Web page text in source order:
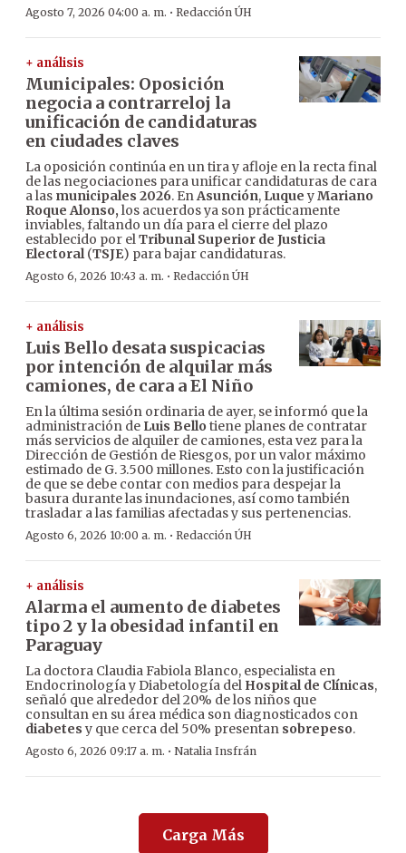
Agosto 7, 2026 04:00 a. m. · Redacción ÚH
+ análisis
Municipales: Oposición
negocia a contrarreloj la
unificación de candidaturas
en ciudades claves
La oposición continúa en un tira y afloje en la recta final
de las negociaciones para unificar candidaturas de cara
a las municipales 2026. EnAsunción, Luque yMariano
Roque Alonso, los acuerdos ya son prácticamente
inviables, faltando un día para el cierre del plazo
establecido por elTribunal Superior de Justicia
Electoral(TSJE) para bajar candidaturas.
Agosto 6, 2026 10:43 a. m. · Redacción ÚH
+ análisis
Luis Bello desata suspicacias
por intención de alquilar más
camiones, de cara a El Niño
En la última sesión ordinaria de ayer, se informó que la
administración de Luis Bello tiene planes de contratar
más servicios de alquiler de camiones, esta vez para la
Dirección de Gestión de Riesgos, por un valor máximo
estimado de G. 3.500 millones. Esto con la justificación
de que se debe contar con medios para despejar la
basura durante las inundaciones, así como también
trasladar a las familias afectadas y sus pertenencias.
Agosto 6, 2026 10:00 a. m. · Redacción ÚH
+ análisis
Alarma el aumento de diabetes
tipo 2 y la obesidad infantil en
Paraguay
La doctora Claudia Fabiola Blanco, especialista en
Endocrinología y Diabetología del Hospital de Clínicas,
señaló que alrededor del 20% de los niños que
consultan en su área médica son diagnosticados con
diabetes y que cerca del 50% presentan sobrepeso.
Agosto 6, 2026 09:17 a. m. · Natalia Insfrán
Carga Más